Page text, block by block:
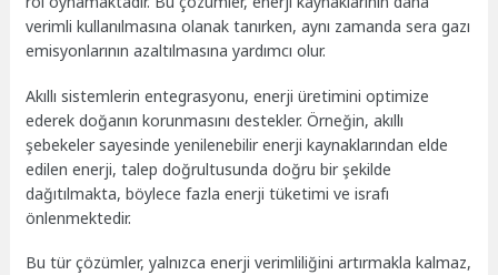
verimli kullanılmasına olanak tanırken, aynı zamanda sera gazı
emisyonlarının azaltılmasına yardımcı olur.
Akıllı sistemlerin entegrasyonu, enerji üretimini optimize
ederek doğanın korunmasını destekler. Örneğin, akıllı
şebekeler sayesinde yenilenebilir enerji kaynaklarından elde
edilen enerji, talep doğrultusunda doğru bir şekilde
dağıtılmakta, böylece fazla enerji tüketimi ve israfı
önlenmektedir.
Bu tür çözümler, yalnızca enerji verimliliğini artırmakla kalmaz,